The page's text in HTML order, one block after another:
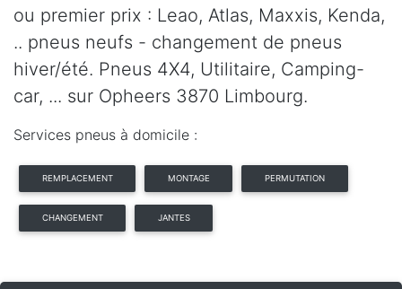
ou premier prix : Leao, Atlas, Maxxis, Kenda,
.. pneus neufs - changement de pneus
hiver/été. Pneus 4X4, Utilitaire, Camping-
car, ... sur Opheers 3870 Limbourg.
Services pneus à domicile :
REMPLACEMENT MONTAGE PERMUTATION
CHANGEMENT JANTES